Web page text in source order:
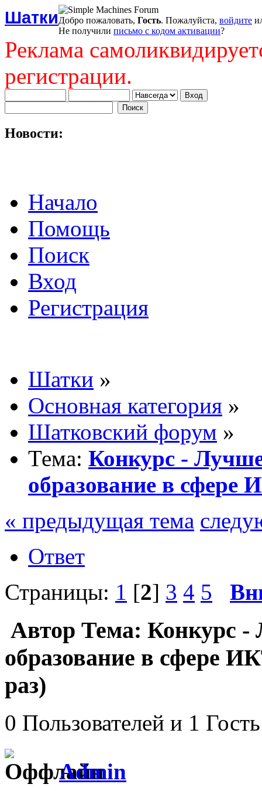
ШаткиДобро пожаловать, Гость. Пожалуйста, войдите
Не получили письмо с кодом активации?
Реклама
регистрации.
Новости:
Начало
Помощь
Поиск
Вход
Регистрация
Шатки »
Основная категория »
Шатковский форум »
Тема: Конкурс -
образование в сфере
« предыдущая тема
Ответ
Страницы: 1 [2] 3 4 5
Автор Тема: Конкурс -
образование в сфере
раз)
0 Пользователей и 1
Admin